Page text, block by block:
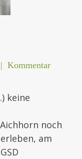
| Kommentar
keine
noch
am